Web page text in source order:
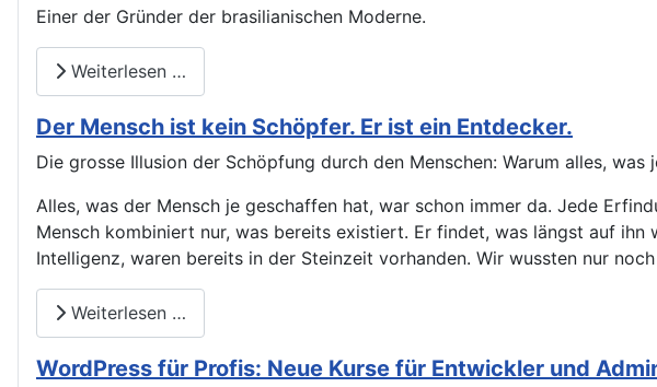
Einer der Gründer der brasilianischen Moderne.
Weiterlesen …
Der Mensch ist kein Schöpfer. Er ist ein Entdecker.
Die grosse Illusion der Schöpfung durch den Menschen: Warum alles,
Alles, was der Mensch je geschaffen hat, war schon immer da. Jede
Mensch kombiniert nur, was bereits existiert. Er findet, was längst auf
Intelligenz, waren bereits in der Steinzeit vorhanden. Wir wussten nur
Weiterlesen …
WordPress für Profis: Neue Kurse für Entwickler und